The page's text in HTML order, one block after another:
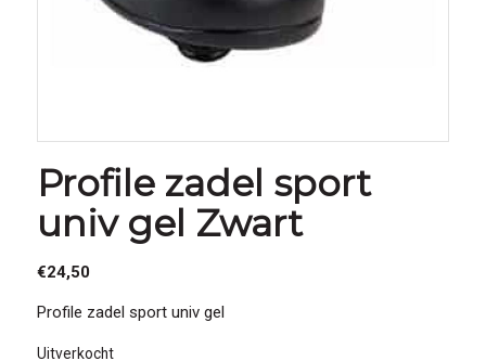
Profile zadel sport
univ gel Zwart
€24,50
Profile zadel sport univ gel
Uitverkocht